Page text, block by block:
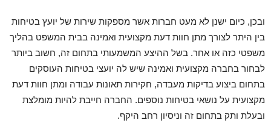
ובכן, כיום ישנן לא מעט חברות אשר מספקות שירות של יועץ בטיחות
בין היתר לצורך מתן חוות דעת מקצועית ואמינה בבית המשפט בהליך
משפטי כזה או אחר. בשל ההיצע המשמעותי בתחום זה, חשוב ביותר
לבחור בחברה מקצועית ואמינה שיש לה יועצי בטיחות העוסקים
בתחום ביצוע בדיקות מעבדה, חקירות תאונות עבודה ומתן חוות דעת
מקצועית על נושאי בטיחות נוספים. החברה חייבת להיות מומלצת
ובעלת ותק בתחום זה וניסיון רחב היקף.